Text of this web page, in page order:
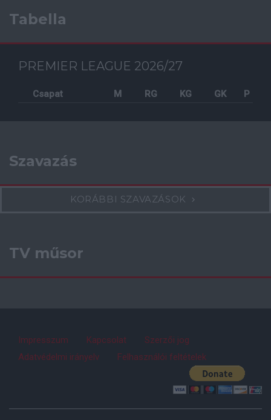
Tabella
PREMIER LEAGUE 2026/27
Csapat M RG KG GK P
Szavazás
KORÁBBI SZAVAZÁSOK
TV műsor
Impresszum Kapcsolat
Szerzői jog
Adatvédelmi irányelv
Felhasználói feltételek